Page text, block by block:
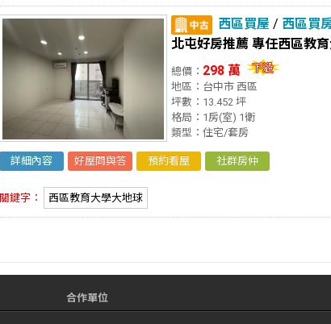
西區買屋 / 西區買
北屯好房推薦 專任西區教
總價： 298 萬
地區：台中市 西區
坪數：13.452 坪
格局：1房(室) 1衛
類型：住宅/套房
詳細內容 好屋問與答 預約看屋 社群房仲
關鍵字： 西區教育大學大地球
合作單位